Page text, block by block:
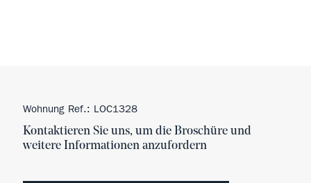
Wohnung Ref.: LOC1328
Kontaktieren Sie uns, um die Broschüre und
weitere Informationen anzufordern